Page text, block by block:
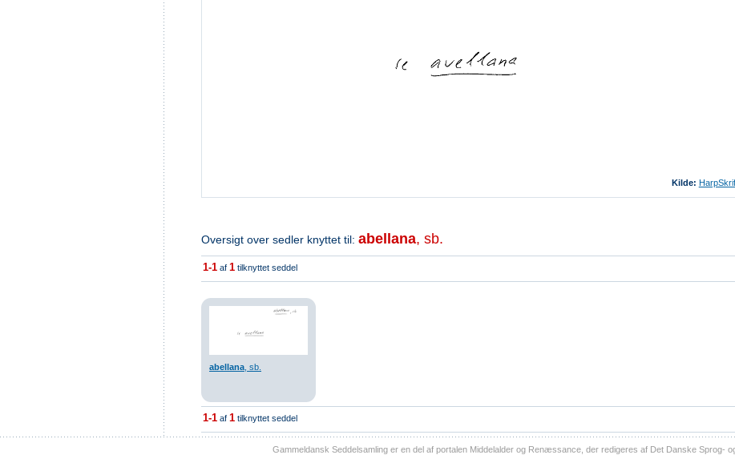
Kilde:
Oversigt over sedler knyttet til: abellana, sb.
1-1 af 1 tilknyttet seddel
abellana , sb.
1-1 af 1 tilknyttet seddel
Gammeldansk Seddelsamling er en del af portalen Middelalder og Renæssance, der redigeres af Det Danske Sprog-